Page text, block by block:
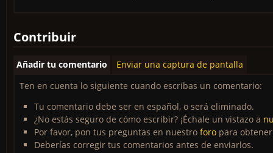
Contribuir
Añadir tu comentario
Enviar una captura de pantalla
Ten en cuenta lo siguiente cuando escribas un comentario:
Tu comentario debe ser en español, o será eliminado.
¿No estás seguro de cómo escribir? ¡Échale un vistazo a
Por favor, pon tus preguntas en nuestro foro para
Deberías corregir tus comentarios antes de enviarlos.